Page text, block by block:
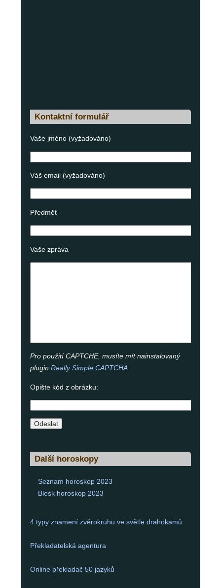
Kontaktní formulář
Vaše jméno (vyžadováno)
Váš email (vyžadováno)
Předmět
Vaše zpráva
Pro použití CAPTCHE, musíte mít nainstalovaný
plugin Really Simple CAPTCHA.
Opište kód z obrázku:
Další horoskopy
Seznam horoskop 2023
Blesk horoskop 2023
4 typy znamení zvěrokruhu ve světle drahokamů
Překladatelská agentura
Online překladač 50 jazyků